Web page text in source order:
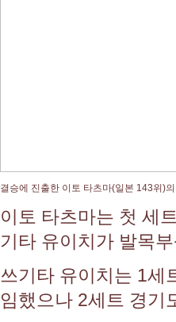
결승에 진출한 이토 타츠마(일본 143위)
이토 타츠마는 첫 세
기타 유이치가 발목
쓰기타 유이치는 1세
임했으나 2세트 경기